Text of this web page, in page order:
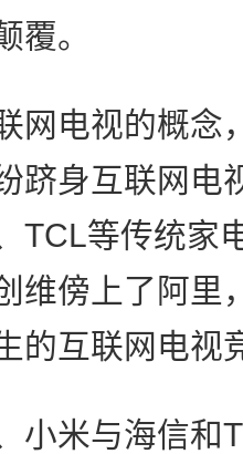
覆。
网电视的概念
跻身互联网电
TCL等传统家
维傍上了阿里
的互联网电视
小米与海信和